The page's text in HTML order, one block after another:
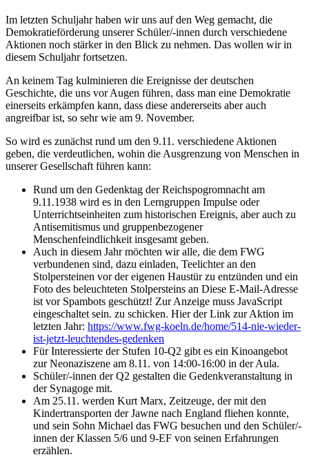
Im letzten Schuljahr haben wir uns auf den Weg gemacht, die
Demokratieförderung unserer Schüler/-innen durch verschiedene
Aktionen noch stärker in den Blick zu nehmen. Das wollen wir in
diesem Schuljahr fortsetzen.
An keinem Tag kulminieren die Ereignisse der deutschen
Geschichte, die uns vor Augen führen, dass man eine Demokratie
einerseits erkämpfen kann, dass diese andererseits aber auch
angreifbar ist, so sehr wie am 9. November.
So wird es zunächst rund um den 9.11. verschiedene Aktionen
geben, die verdeutlichen, wohin die Ausgrenzung von Menschen in
unserer Gesellschaft führen kann:
Rund um den Gedenktag der Reichspogromnacht am
9.11.1938 wird es in den Lerngruppen Impulse oder
Unterrichtseinheiten zum historischen Ereignis, aber auch zu
Antisemitismus und gruppenbezogener
Menschenfeindlichkeit insgesamt geben.
Auch in diesem Jahr möchten wir alle, die dem FWG
verbundenen sind, dazu einladen, Teelichter an den
Stolpersteinen vor der eigenen Haustür zu entzünden und ein
Foto des beleuchteten Stolpersteins an Diese E-Mail-Adresse
ist vor Spambots geschützt! Zur Anzeige muss JavaScript
eingeschaltet sein. zu schicken. Hier der Link zur Aktion im
letzten Jahr: https://www.fwg-koeln.de/home/514-nie-wieder-
ist-jetzt-leuchtendes-gedenken
Für Interessierte der Stufen 10-Q2 gibt es ein Kinoangebot
zur Neonaziszene am 8.11. von 14:00-16:00 in der Aula.
Schüler/-innen der Q2 gestalten die Gedenkveranstaltung in
der Synagoge mit.
Am 25.11. werden Kurt Marx, Zeitzeuge, der mit den
Kindertransporten der Jawne nach England fliehen konnte,
und sein Sohn Michael das FWG besuchen und den Schüler/-
innen der Klassen 5/6 und 9-EF von seinen Erfahrungen
erzählen.